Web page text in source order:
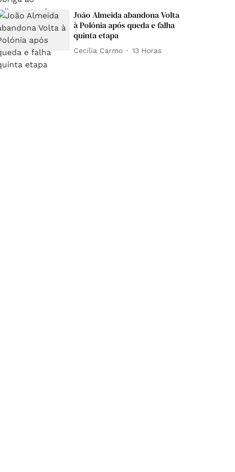
João Almeida abandona Volta
à Polónia após queda e falha
quinta etapa
Cecília Carmo 13 Horas